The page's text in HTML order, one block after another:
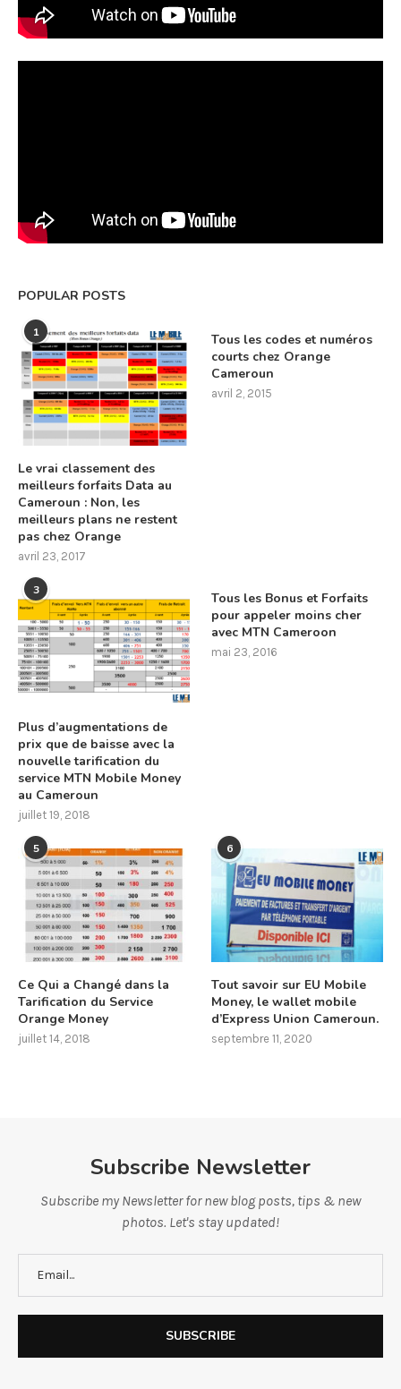
POPULAR POSTS
1
Le vrai classement des
meilleurs forfaits Data au
Cameroun : Non, les
meilleurs plans ne restent
pas chez Orange
avril 23, 2017
Tous les codes et numéros
courts chez Orange
Cameroun
avril 2, 2015
3
Plus d’augmentations de
prix que de baisse avec la
nouvelle tarification du
service MTN Mobile Money
au Cameroun
juillet 19, 2018
Tous les Bonus et Forfaits
pour appeler moins cher
avec MTN Cameroon
mai 23, 2016
5
Ce Qui a Changé dans la
Tarification du Service
Orange Money
juillet 14, 2018
6
Tout savoir sur EU Mobile
Money, le wallet mobile
d’Express Union Cameroun.
septembre 11, 2020
Subscribe Newsletter
Subscribe my Newsletter for new blog posts, tips & new
photos. Let's stay updated!